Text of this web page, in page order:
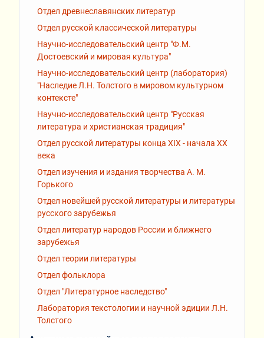
Отдел древнеславянских литератур
Отдел русской классической литературы
Научно-исследовательский центр "Ф.М.
Достоевский и мировая культура"
Научно-исследовательский центр (лаборатория)
"Наследие Л.Н. Толстого в мировом культурном
контексте"
Научно-исследовательский центр "Русская
литература и христианская традиция"
Отдел русской литературы конца XIX - начала XX
века
Отдел изучения и издания творчества А. М.
Горького
Отдел новейшей русской литературы и литературы
русского зарубежья
Отдел литератур народов России и ближнего
зарубежья
Отдел теории литературы
Отдел фольклора
Отдел "Литературное наследство"
Лаборатория текстологии и научной эдиции Л.Н.
Толстого